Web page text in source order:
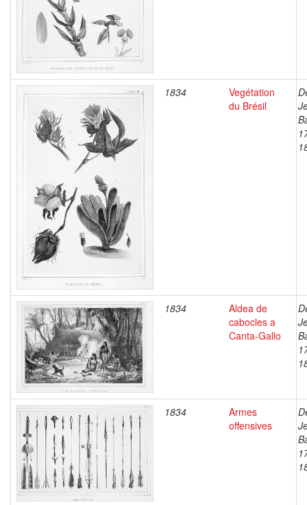
1834
Vegétation
du Brésil
1834
Aldea de
cabocles a
Canta-Gallo
1834
Armes
offensives